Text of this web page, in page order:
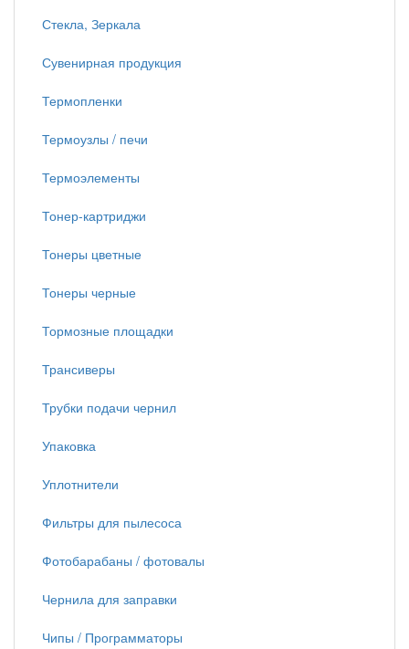
Стекла, Зеркала
Сувенирная продукция
Термопленки
Термоузлы / печи
Термоэлементы
Тонер-картриджи
Тонеры цветные
Тонеры черные
Тормозные площадки
Трансиверы
Трубки подачи чернил
Упаковка
Уплотнители
Фильтры для пылесоса
Фотобарабаны / фотовалы
Чернила для заправки
Чипы / Программаторы